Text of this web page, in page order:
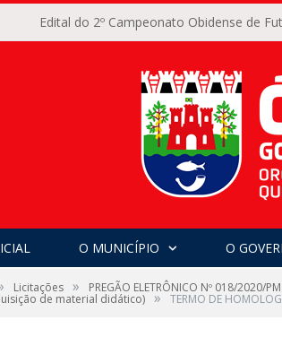
Edital do 2º Campeonato Obidense de
O MUNICÍPIO O
Licitações » PREGÃO ELETRÔNICO Nº 018/
de material didático) » TERMO DE